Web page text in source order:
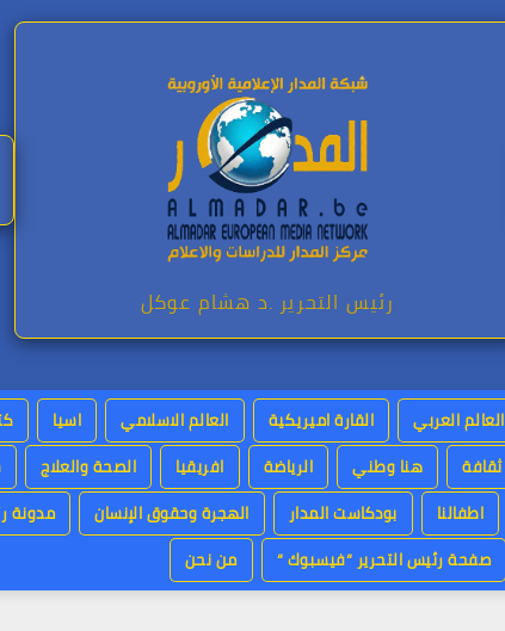
رئيس التحرير .د هشام عوكل
العالم العربي القارة اميريكية العالم الاسلامي اسيا
ثقافة هنا وطني الرياضة افريقيا الصحة والعلاج
اطفالنا بودكاست المدار الهجرة وحقوق الإنسان
مدونة
صفحة رئيس التحرير “فيسبوك “ من نحن